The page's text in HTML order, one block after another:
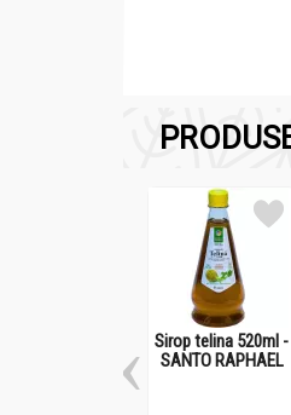
Ulei
Ulei obtinut
Sirop telina 520ml -
SANTO RAPHAEL